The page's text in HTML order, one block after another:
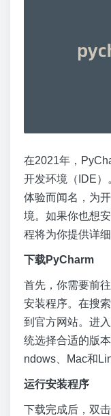
在2021年，
开发环境（IDE）
体验而闻名，为
境。如果你也想
程将为你提供详细
下载PyCharm
首先，你需要前
安装程序。在搜
到官方网站。进
统选择合适的版
ndows、Mac和
运行安装程序
下载完成后，双